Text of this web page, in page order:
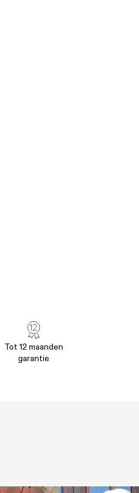
Tot 12 maanden
garantie